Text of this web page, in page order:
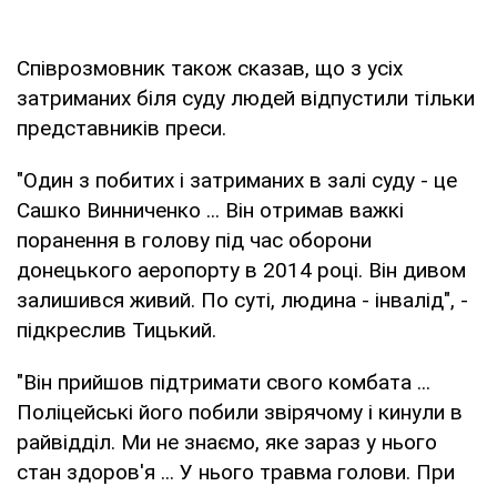
Співрозмовник також сказав, що з усіх
затриманих біля суду людей відпустили тільки
представників преси.
"Один з побитих і затриманих в залі суду - це
Сашко Винниченко ... Він отримав важкі
поранення в голову під час оборони
донецького аеропорту в 2014 році. Він дивом
залишився живий. По суті, людина - інвалід", -
підкреслив Тицький.
"Він прийшов підтримати свого комбата ...
Поліцейські його побили звірячому і кинули в
райвідділ. Ми не знаємо, яке зараз у нього
стан здоров'я ... У нього травма голови. При